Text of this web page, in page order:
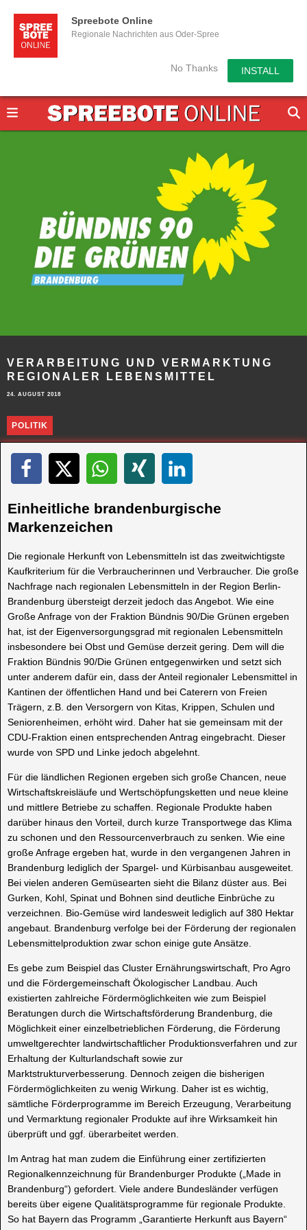
Spreebote Online
Regionale Nachrichten aus Oder-Spree
No Thanks INSTALL
VERARBEITUNG UND VERMARKTUNG
REGIONALER LEBENSMITTEL
24. AUGUST 2018
POLITIK
Einheitliche brandenburgische
Markenzeichen
Die regionale Herkunft von Lebensmitteln ist das zweitwichtigste
Kaufkriterium für die Verbraucherinnen und Verbraucher. Die große
Nachfrage nach regionalen Lebensmitteln in der Region Berlin-
Brandenburg übersteigt derzeit jedoch das Angebot. Wie eine
Große Anfrage von der Fraktion Bündnis 90/Die Grünen ergeben
hat, ist der Eigenversorgungsgrad mit regionalen Lebensmitteln
insbesondere bei Obst und Gemüse derzeit gering. Dem will die
Fraktion Bündnis 90/Die Grünen entgegenwirken und setzt sich
unter anderem dafür ein, dass der Anteil regionaler Lebensmittel in
Kantinen der öffentlichen Hand und bei Caterern von Freien
Trägern, z.B. den Versorgern von Kitas, Krippen, Schulen und
Seniorenheimen, erhöht wird. Daher hat sie gemeinsam mit der
CDU-Fraktion einen entsprechenden Antrag eingebracht. Dieser
wurde von SPD und Linke jedoch abgelehnt.
Für die ländlichen Regionen ergeben sich große Chancen, neue
Wirtschaftskreisläufe und Wertschöpfungsketten und neue kleine
und mittlere Betriebe zu schaffen. Regionale Produkte haben
darüber hinaus den Vorteil, durch kurze Transportwege das Klima
zu schonen und den Ressourcenverbrauch zu senken. Wie eine
große Anfrage ergeben hat, wurde in den vergangenen Jahren in
Brandenburg lediglich der Spargel- und Kürbisanbau ausgeweitet.
Bei vielen anderen Gemüsearten sieht die Bilanz düster aus. Bei
Gurken, Kohl, Spinat und Bohnen sind deutliche Einbrüche zu
verzeichnen. Bio-Gemüse wird landesweit lediglich auf 380 Hektar
angebaut. Brandenburg verfolge bei der Förderung der regionalen
Lebensmittelproduktion zwar schon einige gute Ansätze.
Es gebe zum Beispiel das Cluster Ernährungswirtschaft, Pro Agro
und die Fördergemeinschaft Ökologischer Landbau. Auch
existierten zahlreiche Fördermöglichkeiten wie zum Beispiel
Beratungen durch die Wirtschaftsförderung Brandenburg, die
Möglichkeit einer einzelbetrieblichen Förderung, die Förderung
umweltgerechter landwirtschaftlicher Produktionsverfahren und zur
Erhaltung der Kulturlandschaft sowie zur
Marktstrukturverbesserung. Dennoch zeigen die bisherigen
Fördermöglichkeiten zu wenig Wirkung. Daher ist es wichtig,
sämtliche Förderprogramme im Bereich Erzeugung, Verarbeitung
und Vermarktung regionaler Produkte auf ihre Wirksamkeit hin
überprüft und ggf. überarbeitet werden.
Im Antrag hat man zudem die Einführung einer zertifizierten
Regionalkennzeichnung für Brandenburger Produkte („Made in
Brandenburg“) gefordert. Viele andere Bundesländer verfügen
bereits über eigene Qualitätsprogramme für regionale Produkte.
So hat Bayern das Programm „Garantierte Herkunft aus Bayern“